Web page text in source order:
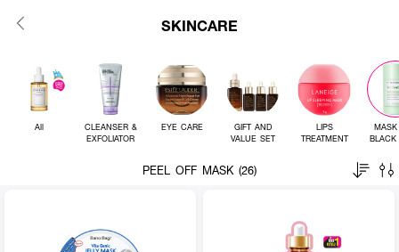
SKINCARE
All
CLEANSER &
EXFOLIATOR
EYE CARE
GIFT AND
VALUE SET
LIPS
TREATMENT
BLACK
PEEL OFF MASK (26)